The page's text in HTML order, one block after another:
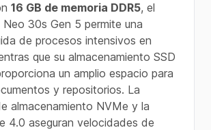
16 GB de memoria DDR5, el
Neo 30s Gen 5 permite una
de procesos intensivos en
que su almacenamiento SSD
un amplio espacio para
y repositorios. La
almacenamiento NVMe y la
4.0 aseguran velocidades de